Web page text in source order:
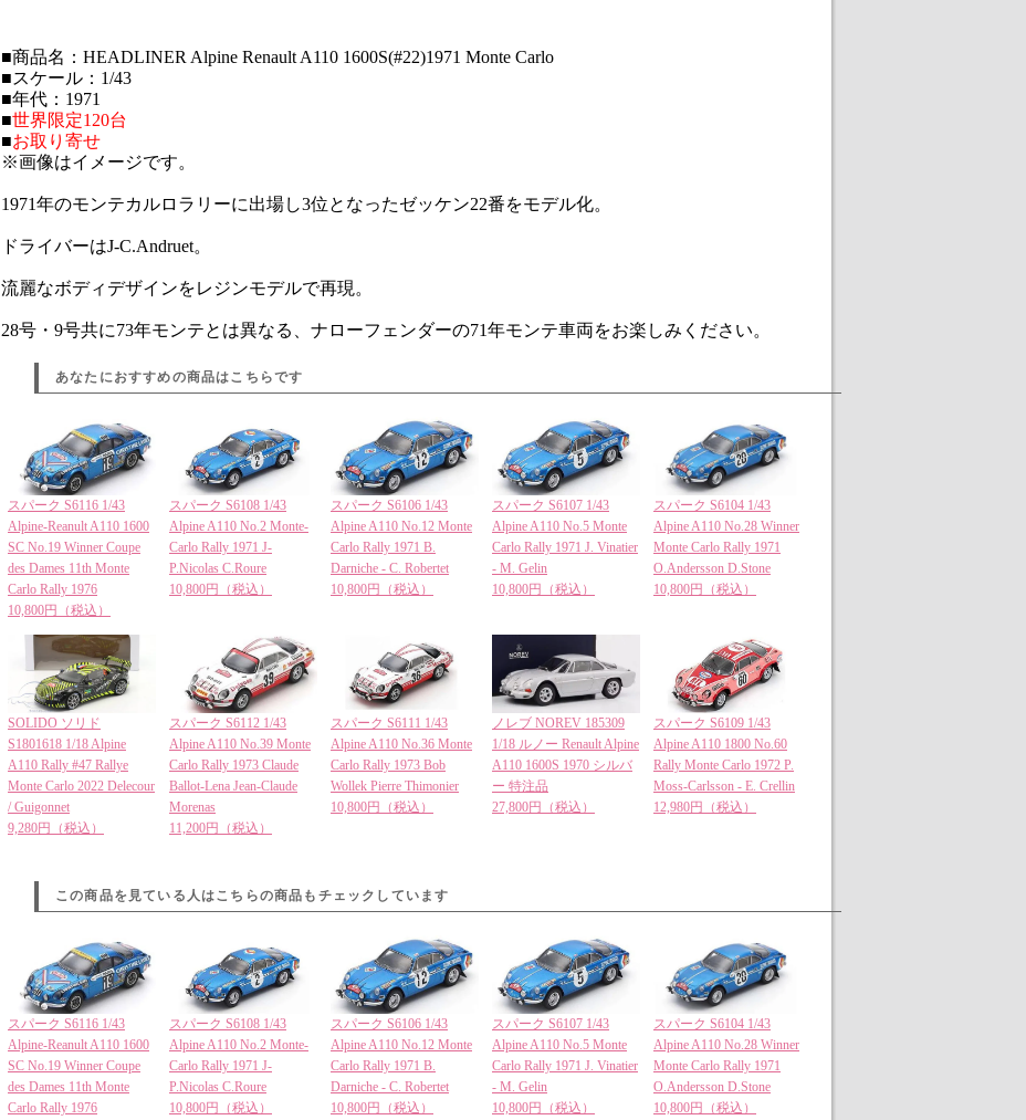
■商品名：HEADLINER Alpine Renault A110 1600S(#22)1971 Monte Carlo
■スケール：1/43
■年代：1971
■世界限定120台
■お取り寄せ
※画像はイメージです。
1971年のモンテカルロラリーに出場し3位となったゼッケン22番をモデル化。
ドライバーはJ-C.Andruet。
流麗なボディデザインをレジンモデルで再現。
28号・9号共に73年モンテとは異なる、ナローフェンダーの71年モンテ車両をお楽しみください。
あなたにおすすめの商品はこちらです
スパーク S6116 1/43
Alpine-Reanult A110 1600
SC No.19 Winner Coupe
des Dames 11th Monte
Carlo Rally 1976
10,800円（税込）
スパーク S6108 1/43
Alpine A110 No.2 Monte-
Carlo Rally 1971 J-
P.Nicolas C.Roure
10,800円（税込）
スパーク S6106 1/43
Alpine A110 No.12 Monte
Carlo Rally 1971 B.
Darniche - C. Robertet
10,800円（税込）
スパーク S6107 1/43
Alpine A110 No.5 Monte
Carlo Rally 1971 J. Vinatier
- M. Gelin
10,800円（税込）
スパーク S6104 1/43
Alpine A110 No.28 Winner
Monte Carlo Rally 1971
O.Andersson D.Stone
10,800円（税込）
SOLIDO ソリド
S1801618 1/18 Alpine
A110 Rally #47 Rallye
Monte Carlo 2022 Delecour
/ Guigonnet
9,280円（税込）
スパーク S6112 1/43
Alpine A110 No.39 Monte
Carlo Rally 1973 Claude
Ballot-Lena Jean-Claude
Morenas
11,200円（税込）
スパーク S6111 1/43
Alpine A110 No.36 Monte
Carlo Rally 1973 Bob
Wollek Pierre Thimonier
10,800円（税込）
ノレブ NOREV 185309
1/18 ルノー Renault Alpine
A110 1600S 1970 シルバ
ー 特注品
27,800円（税込）
スパーク S6109 1/43
Alpine A110 1800 No.60
Rally Monte Carlo 1972 P.
Moss-Carlsson - E. Crellin
12,980円（税込）
この商品を見ている人はこちらの商品もチェックしています
スパーク S6116 1/43
Alpine-Reanult A110 1600
SC No.19 Winner Coupe
des Dames 11th Monte
Carlo Rally 1976
スパーク S6108 1/43
Alpine A110 No.2 Monte-
Carlo Rally 1971 J-
P.Nicolas C.Roure
10,800円（税込）
スパーク S6106 1/43
Alpine A110 No.12 Monte
Carlo Rally 1971 B.
Darniche - C. Robertet
10,800円（税込）
スパーク S6107 1/43
Alpine A110 No.5 Monte
Carlo Rally 1971 J. Vinatier
- M. Gelin
10,800円（税込）
スパーク S6104 1/43
Alpine A110 No.28 Winner
Monte Carlo Rally 1971
O.Andersson D.Stone
10,800円（税込）